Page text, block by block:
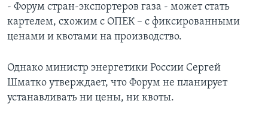
- Форум стран-экспортеров газа - может стать
картелем, схожим с ОПЕК – с фиксированными
ценами и квотами на производство.
Однако министр энергетики России Сергей
Шматко утверждает, что Форум не планирует
устанавливать ни цены, ни квоты.